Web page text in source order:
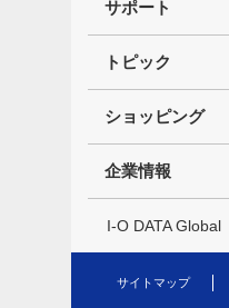
サポート
トピック
ショッピング
企業情報
I-O DATA Global
サイトマップ